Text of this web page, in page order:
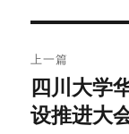
章
导
上一篇
上
篇
四川大学
设推进大